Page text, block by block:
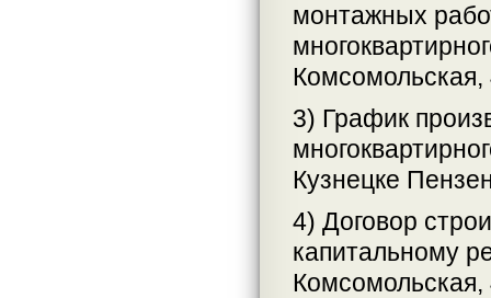
монтажных
Комсомольская,
3) График
Кузнецке
4) Договор
капитальному
Комсомольская,